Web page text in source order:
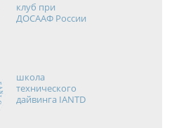
клуб при
ДОСААФ России
школа
технического
дайвинга IANTD